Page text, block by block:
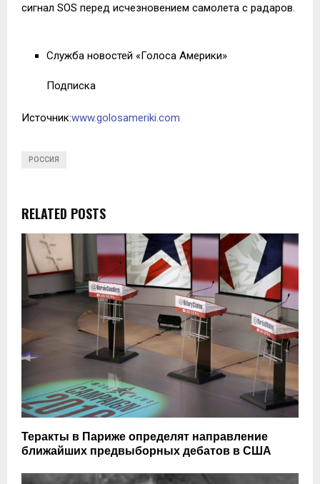
сигнал SOS перед исчезновением самолета с радаров.
Служба новостей «Голоса Америки»
Подписка
Источник:www.golosameriki.com
РОССИЯ
RELATED POSTS
Теракты в Париже определят направление
ближайших предвыборных дебатов в США